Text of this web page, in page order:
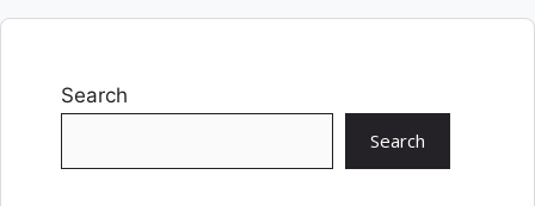
Search
Search